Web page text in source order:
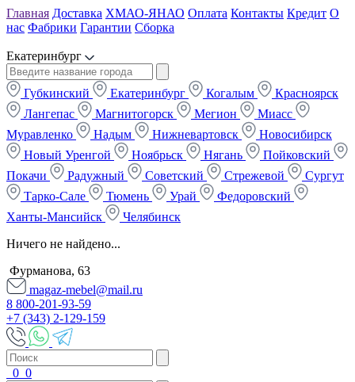
Главная Доставка ХМАО-ЯНАО Оплата Контакты Кредит О
нас Фабрики Гарантии Сборка
Екатеринбург
Губкинский Екатеринбург Когалым
Красноярск
Лангепас
Магнитогорск Мегион
Миасс
Муравленко
Надым Нижневартовск
Новосибирск
Новый Уренгой
Ноябрьск Нягань
Пойковский
Покачи
Радужный Советский Стрежевой
Сургут
Тарко-Сале
Тюмень Урай
Федоровский
Ханты-Мансийск
Челябинск
Ничего не найдено...
Фурманова, 63
magaz-mebel@mail.ru
8 800-201-93-59
+7 (343) 2-129-159
0 0